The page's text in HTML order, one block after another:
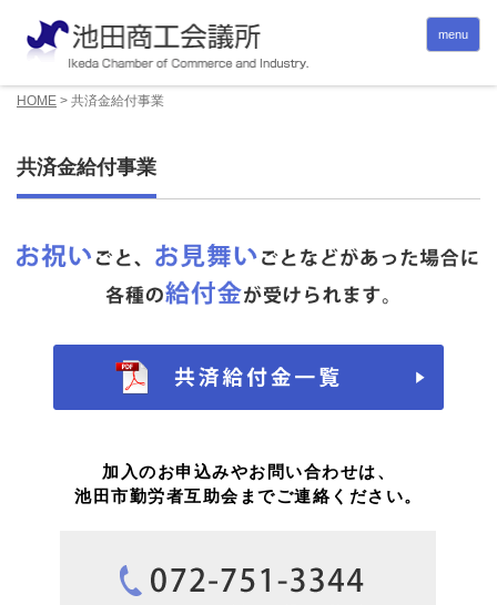
menu
HOME > 共済金給付事業
共済金給付事業
加入のお申込みやお問い合わせは、
池田市勤労者互助会までご連絡ください。